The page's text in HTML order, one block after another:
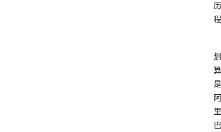
历
程
划
算
是
阿
里
巴